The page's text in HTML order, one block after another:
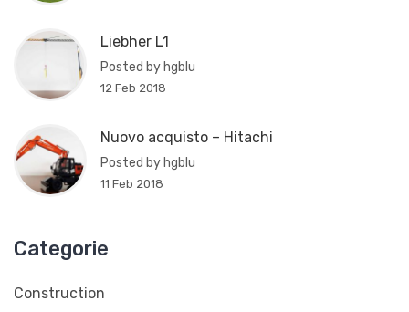
Liebher L1
Posted by hgblu
12 Feb 2018
Nuovo acquisto – Hitachi
Posted by hgblu
11 Feb 2018
Categorie
Construction